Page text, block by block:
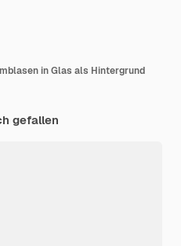
in Glas als Hintergrund
gefallen